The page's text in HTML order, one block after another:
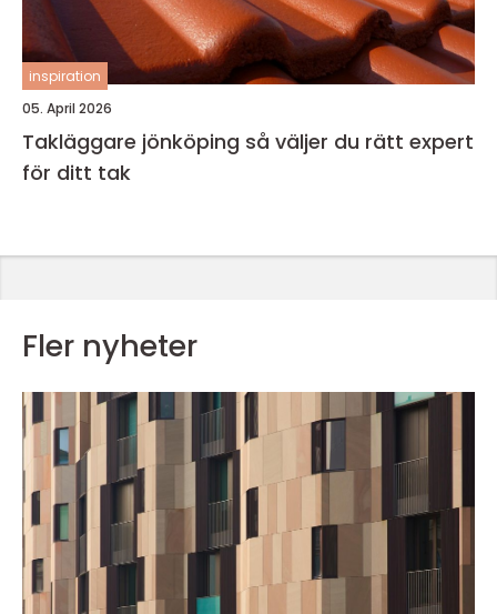
inspiration
05. April 2026
Takläggare jönköping så väljer du rätt expert
för ditt tak
Fler nyheter